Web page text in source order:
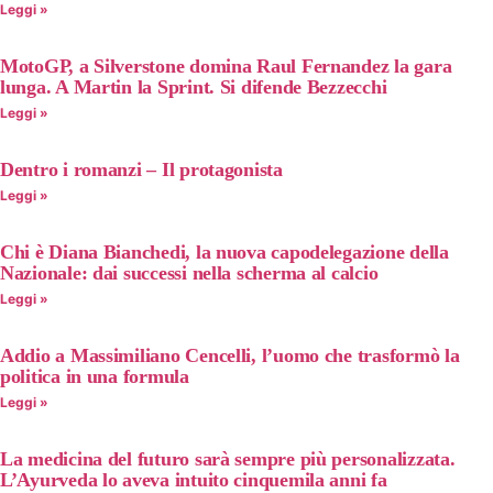
Leggi »
MotoGP, a Silverstone domina Raul Fernandez la gara
lunga. A Martin la Sprint. Si difende Bezzecchi
Leggi »
Dentro i romanzi – Il protagonista
Leggi »
Chi è Diana Bianchedi, la nuova capodelegazione della
Nazionale: dai successi nella scherma al calcio
Leggi »
Addio a Massimiliano Cencelli, l’uomo che trasformò la
politica in una formula
Leggi »
La medicina del futuro sarà sempre più personalizzata.
L’Ayurveda lo aveva intuito cinquemila anni fa